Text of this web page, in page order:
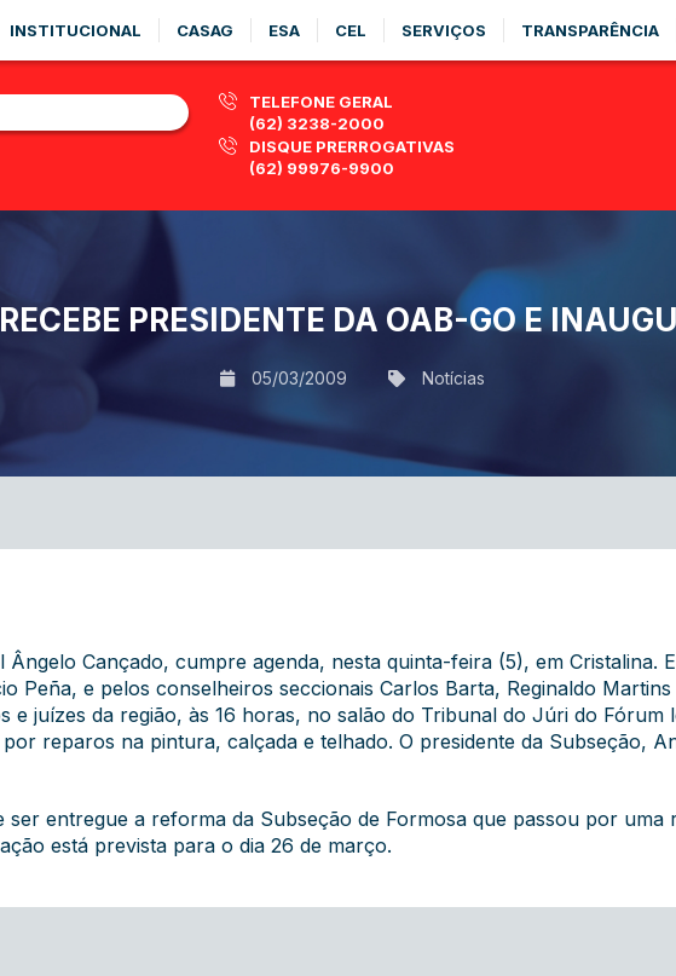
INSTITUCIONAL CASAG ESA CEL SERVIÇOS TRANSPARÊNCIA
TELEFONE GERAL
(62) 3238-2000
DISQUE PRERROGATIVAS
(62) 99976-9900
PRESIDENTE DA OAB-GO E
05/03/2009 Notícias
Ângelo Cançado, cumpre agenda, nesta quinta-feira (5), em Cristalina.
Peña, e pelos conselheiros seccionais Carlos Barta, Reginaldo
e juízes da região, às 16 horas, no salão do Tribunal do Júri do
reparos na pintura, calçada e telhado. O presidente da Subseção,
ser entregue a reforma da Subseção de Formosa que passou por
está prevista para o dia 26 de março.